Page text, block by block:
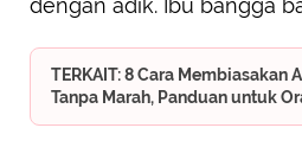
dengan adik. Ibu bangga
TERKAIT: 8 Cara Membiasakan
Tanpa Marah, Panduan untuk